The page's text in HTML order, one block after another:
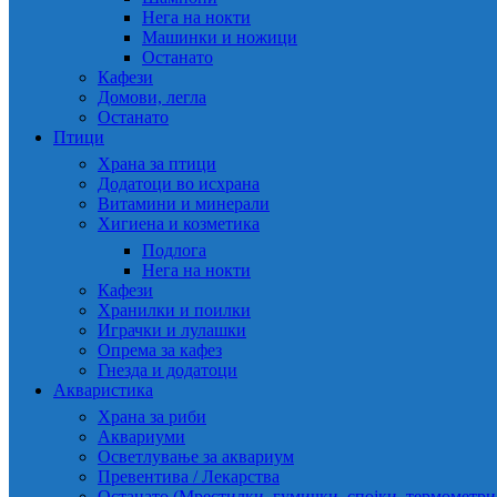
Нега на нокти
Машинки и ножици
Останато
Кафези
Домови, легла
Останато
Птици
Храна за птици
Додатоци во исхрана
Витамини и минерали
Хигиена и козметика
Подлога
Нега на нокти
Кафези
Хранилки и поилки
Играчки и лулашки
Опрема за кафез
Гнезда и додатоци
Акваристика
Храна за риби
Аквариуми
Осветлување за аквариум
Превентива / Лекарства